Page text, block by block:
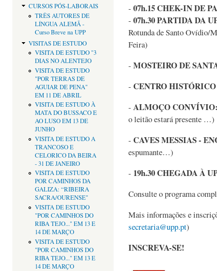
CURSOS PÓS-LABORAIS
TRÊS AUTORES DE
LÍNGUA ALEMÃ -
Curso Breve na UPP
VISITAS DE ESTUDO
VISITA DE ESTUDO "3
DIAS NO ALENTEJO
VISITA DE ESTUDO
"POR TERRAS DE
AGUIAR DE PENA"
EM 11 DE ABRIL
VISITA DE ESTUDO À
MATA DO BUSSACO E
AO LUSO EM 13 DE
JUNHO
VISITA DE ESTUDO A
TRANCOSO E
CELORICO DA BEIRA
- 31 DE JANEIRO
VISITA DE ESTUDO
POR CAMINHOS DA
GALIZA: “RIBEIRA
SACRA/OURENSE"
VISITA DE ESTUDO
"POR CAMINHOS DO
RIBA TEJO..." EM 13 E
14 DE MARÇO
VISITA DE ESTUDO
"POR CAMINHOS DO
RIBA TEJO..." EM 13 E
14 DE MARÇO
- 07h.15 CHEK-IN DE
- 07h.30 PARTIDA DA
Rotunda de Santo Ovídio/
Feira)
- MOSTEIRO DE
- CENTRO
- ALMOÇO
o leitão estará presente …)
- CAVES MESSIAS -
espumante…)
- 19h.30 CHEGADA À
Consulte o programa
Mais informações e
secretaria@upp.pt)
INSCREVA-SE!